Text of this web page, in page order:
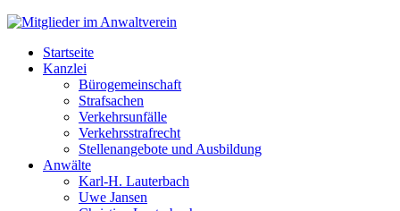
Startseite
Kanzlei
Bürogemeinschaft
Strafsachen
Verkehrsunfälle
Verkehrsstrafrecht
Stellenangebote und Ausbildung
Anwälte
Karl-H. Lauterbach
Uwe Jansen